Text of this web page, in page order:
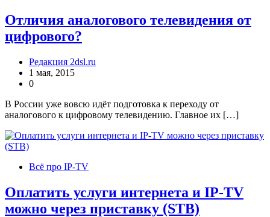
Отличия аналогового телевидения от
цифрового?
Редакция 2dsl.ru
1 мая, 2015
0
В России уже вовсю идёт подготовка к переходу от
аналогового к цифровому телевидению. Главное их […]
Всё про IP-TV
Оплатить услуги интернета и IP-TV
можно через приставку (STB)